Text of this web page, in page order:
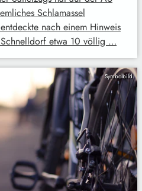
Schlamassel
nach einem Hinweis
etwa 10 völlig …
Symbolbild